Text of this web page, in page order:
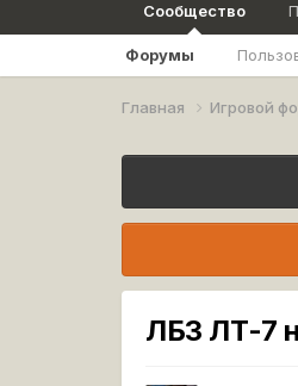
Сообщество
Форумы
Главная Игровой
ЛБЗ ЛТ-7